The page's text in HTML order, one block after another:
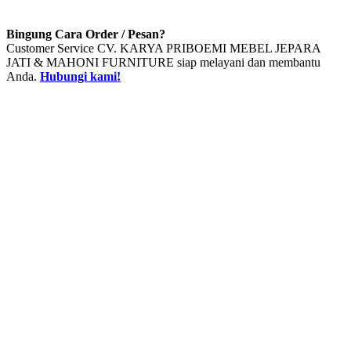
Bingung Cara Order / Pesan?
Customer Service CV. KARYA PRIBOEMI MEBEL JEPARA
JATI & MAHONI FURNITURE siap melayani dan membantu
Anda. Hubungi kami!